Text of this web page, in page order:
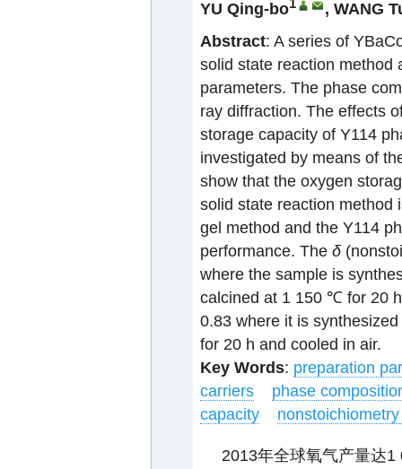
YU Qing-bo1 , WANG
Abstract: A series of
solid state reaction method
parameters. The phase
ray diffraction. The effects
storage capacity of Y114
investigated by means of
show that the oxygen
solid state reaction method
gel method and the Y114
performance. The δ
where the sample is
calcined at 1 150 ℃ for 20
0.83 where it is
for 20 h and cooled in air.
Key Words: preparation
carriers
phase
capacity
2013年全球氧气产量达